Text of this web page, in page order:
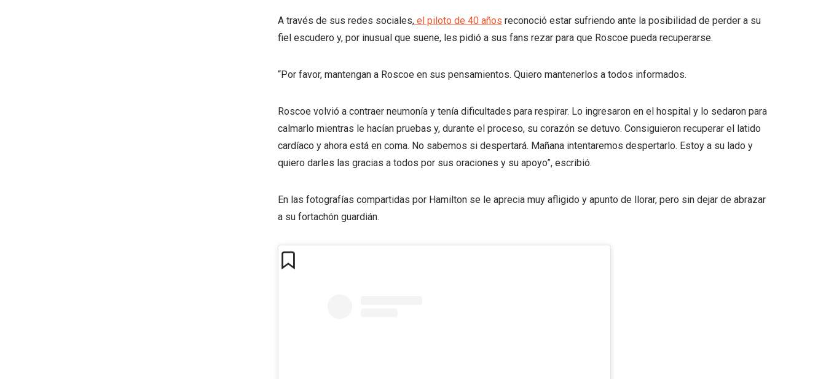
A través de sus redes sociales, el piloto de 40 años reconoció estar sufriendo ante la posibilidad de perder a su
fiel escudero y, por inusual que suene, les pidió a sus fans rezar para que Roscoe pueda recuperarse.
“Por favor, mantengan a Roscoe en sus pensamientos. Quiero mantenerlos a todos informados.
Roscoe volvió a contraer neumonía y tenía dificultades para respirar. Lo ingresaron en el hospital y lo sedaron para
calmarlo mientras le hacían pruebas y, durante el proceso, su corazón se detuvo. Consiguieron recuperar el latido
cardíaco y ahora está en coma. No sabemos si despertará. Mañana intentaremos despertarlo. Estoy a su lado y
quiero darles las gracias a todos por sus oraciones y su apoyo”, escribió.
En las fotografías compartidas por Hamilton se le aprecia muy afligido y apunto de llorar, pero sin dejar de abrazar
a su fortachón guardián.